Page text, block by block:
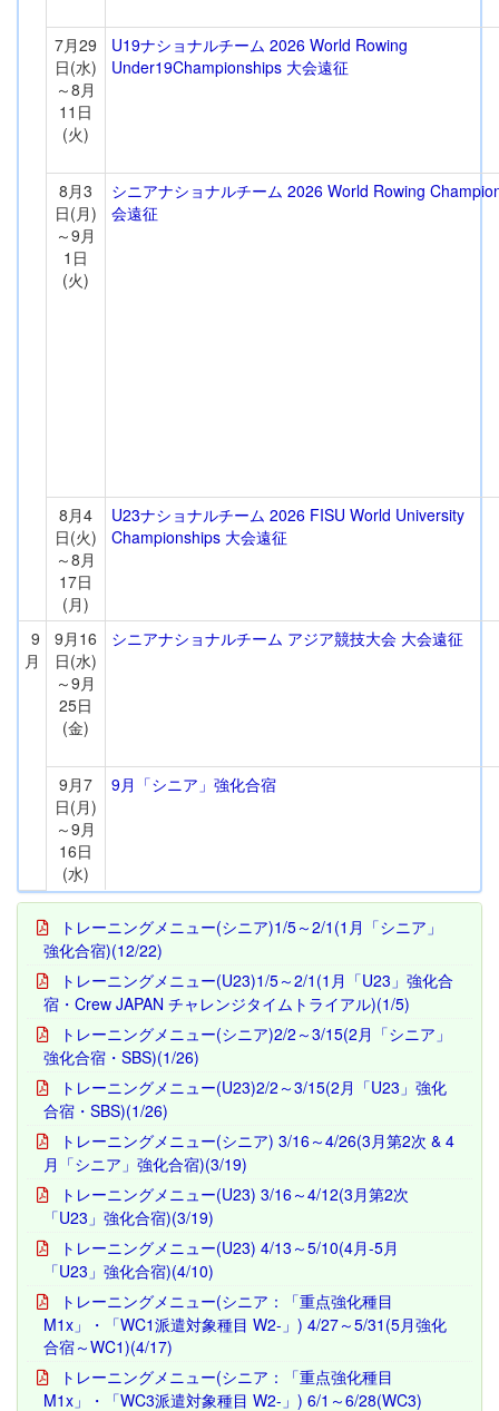
7月29
日(水)
～8月
11日
(火)
U19ナショナルチーム 2026 World Rowing
Under19Championships 大会遠征
8月3
日(月)
～9月
1日
(火)
シニアナショナルチーム 2026 World Rowing
会遠征
8月4
日(火)
～8月
17日
(月)
U23ナショナルチーム 2026 FISU World University
Championships 大会遠征
9
月
9月16
日(水)
～9月
25日
(金)
シニアナショナルチーム アジア競技大会 大会遠征
9月7
日(月)
～9月
16日
(水)
9月「シニア」強化合宿
トレーニングメニュー(シニア)1/5～2/1(1月「シニア」
強化合宿)(12/22)
トレーニングメニュー(U23)1/5～2/1(1月「U23」強化合
宿・Crew JAPAN チャレンジタイムトライアル)(1/5)
トレーニングメニュー(シニア)2/2～3/15(2月「シニア」
強化合宿・SBS)(1/26)
トレーニングメニュー(U23)2/2～3/15(2月「U23」強化
合宿・SBS)(1/26)
トレーニングメニュー(シニア) 3/16～4/26(3月第2次 & 4
月「シニア」強化合宿)(3/19)
トレーニングメニュー(U23) 3/16～4/12(3月第2次
「U23」強化合宿)(3/19)
トレーニングメニュー(U23) 4/13～5/10(4月-5月
「U23」強化合宿)(4/10)
トレーニングメニュー(シニア：「重点強化種目
M1x」・「WC1派遣対象種目 W2-」) 4/27～5/31(5月強化
合宿～WC1)(4/17)
トレーニングメニュー(シニア：「重点強化種目
M1x」・「WC3派遣対象種目 W2-」) 6/1～6/28(WC3)